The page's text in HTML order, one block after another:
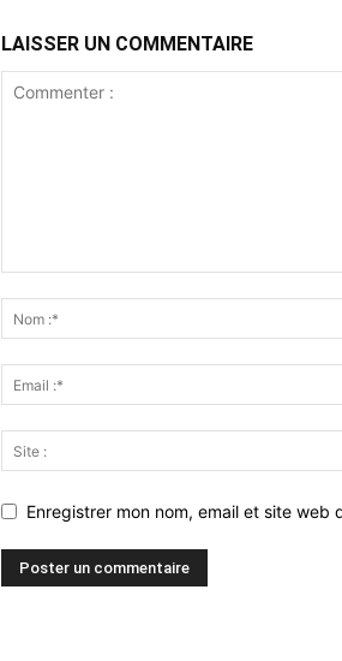
LAISSER UN COMMENTAIRE
Enregistrer mon nom, email et site